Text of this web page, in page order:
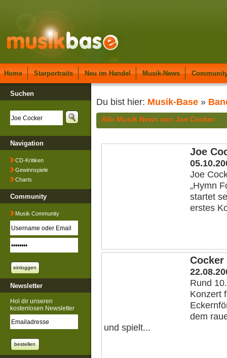
Home Starportraits Neu im Handel Musik-News
Suchen
Navigation
CD-Kritiken
Gewinnspiele
Charts
Community
Musik Community
Newsletter
Hol dir unseren
kostenlosen Newsletter
Du bist hier: Musik-Base »
Alle Musik News von Joe Cocker
Joe
Joe
„Hymn
startet
erstes
Rund
Konzert
dem
und spielt...